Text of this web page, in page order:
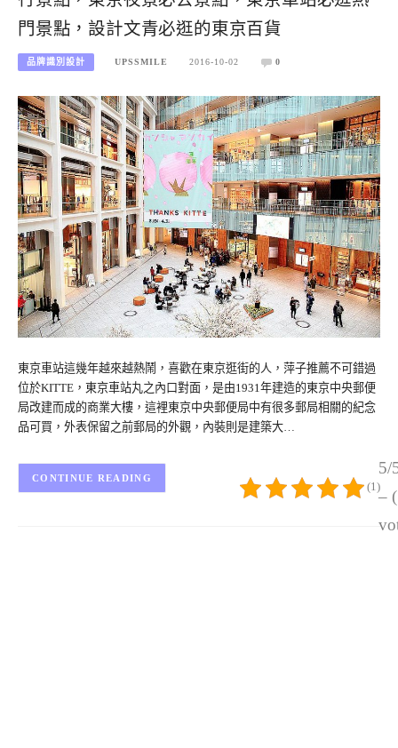
門景點，設計文青必逛的東京百貨
品牌識別設計 UPSSMILE 2016-10-02 0
東京車站這幾年越來越熱鬧，喜歡在東京逛街的人，萍子推薦不可錯過
位於KITTE，東京車站丸之內口對面，是由1931年建造的東京中央郵便
局改建而成的商業大樓，這裡東京中央郵便局中有很多郵局相關的紀念
品可買，外表保留之前郵局的外觀，內裝則是建築大…
5/
–
(1)
CONTINUE READING